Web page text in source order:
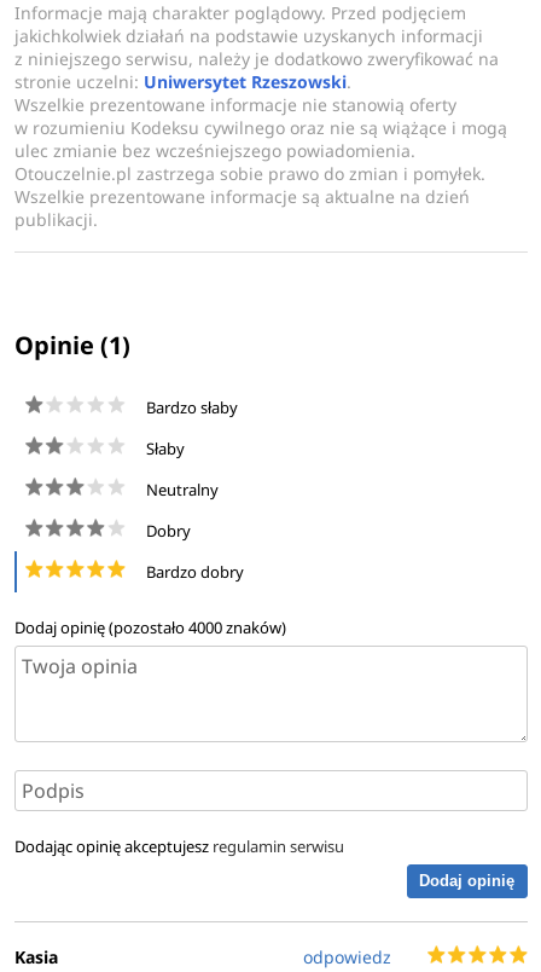
inżynierskich i kierowniczych w przedsiębiorstwach
produkcyjnych, jednostkach projektowych i doradczych,
a także w instytucjach związanych z zarządzaniem
i inżynierią produkcji.
Edukacja praktyczna
Studia łączą teorię z praktyką: warsztaty, laboratoria,
projekty badawczo-rozwojowe i praktyki
w przedsiębiorstwach pozwolą zdobyć doświadczenie
zarządzać jakością i zasobami, stosować narzędzia
Nowoczesna infrastruktura
Zajęcia odbywają się w laboratoriach wyposażonych
w sprzęt i oprogramowanie do analizy procesów
produkcyjnych. Współpraca z ekspertami z przemysłu
i ośrodków badawczo-rozwojowych pozwala zdobyć
aktualną wiedzę i praktyczne umiejętności.
Informacje mają charakter poglądowy. Przed podjęciem
jakichkolwiek działań na podstawie uzyskanych informacji
z niniejszego serwisu, należy je dodatkowo zweryfikować na
stronie uczelni: Uniwersytet Rzeszowski.
Wszelkie prezentowane informacje nie stanowią oferty
w rozumieniu Kodeksu cywilnego oraz nie są wiążące i mogą
ulec zmianie bez wcześniejszego powiadomienia.
Otouczelnie.pl zastrzega sobie prawo do zmian i pomyłek.
Wszelkie prezentowane informacje są aktualne na dzień
publikacji.
Opinie (1)
Bardzo słaby
Słaby
Neutralny
Dobry
Bardzo dobry
Dodaj opinię (pozostało4000znaków)
Dodając opinię akceptujesz regulamin serwisu
Dodaj opinię
Kasia
odpowiedz